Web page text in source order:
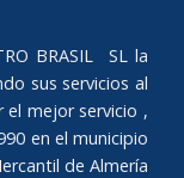
BRASIL SL la
sus servicios al
el mejor servicio ,
en el municipio
de Almería